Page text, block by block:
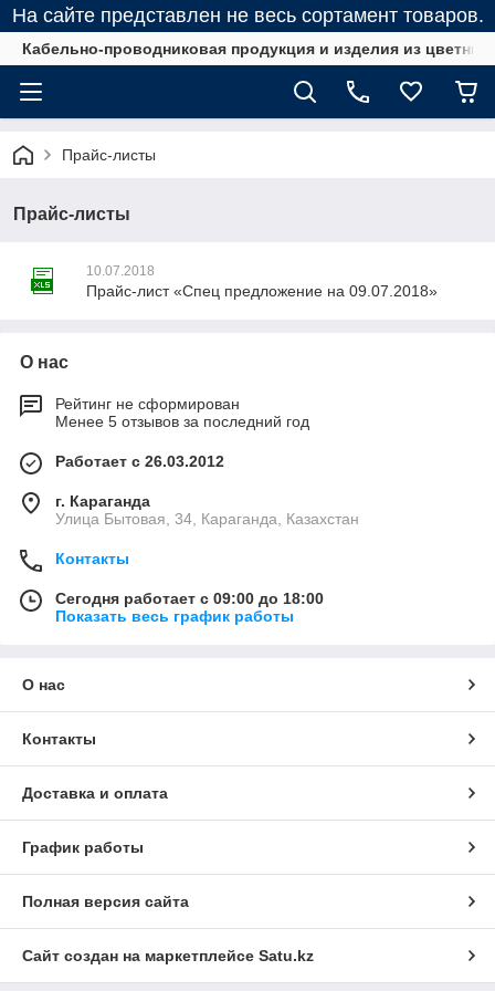
На сайте представлен не весь сортамент товаров.
Кабельно-проводниковая продукция и изделия из
Прайс-листы
Прайс-листы
10.07.2018
Прайс-лист «Спец предложение на 09.07.2018»
О нас
Рейтинг не сформирован
Менее 5 отзывов за последний год
Работает с 26.03.2012
г. Караганда
Улица Бытовая, 34, Караганда, Казахстан
Контакты
Сегодня работает с 09:00 до 18:00
Показать весь график работы
О нас
Контакты
Доставка и оплата
График работы
Полная версия сайта
Сайт создан на маркетплейсе Satu.kz